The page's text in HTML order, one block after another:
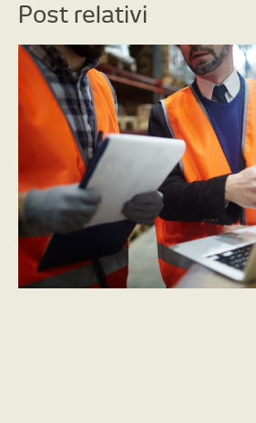
Post relativi